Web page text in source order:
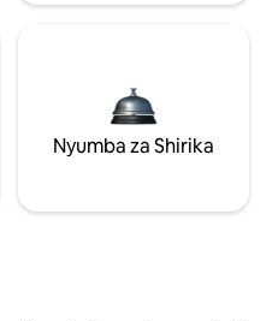
Nyumba za Shirika